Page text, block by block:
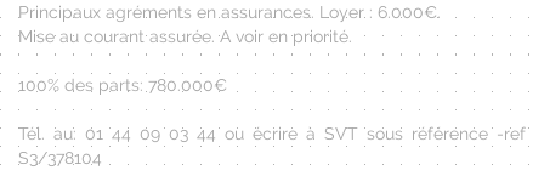
Principaux agréments en assurances. Loyer : 6.000€.
Mise au courant assurée. A voir en priorité.
100% des parts: 780.000€
Tél. au: 01 44 09 03 44 ou écrire à SVT sous référence -ref
S3/378104